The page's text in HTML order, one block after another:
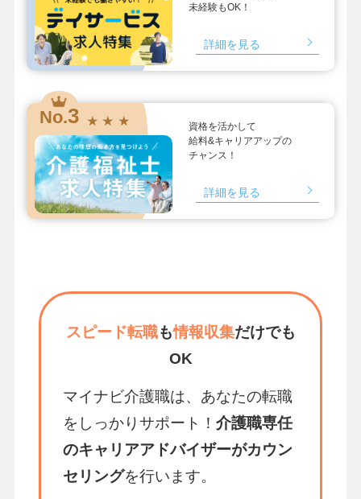
未経験もOK！
詳細を見る
No.3 ★ ★ ★
資格を活かして
給料&キャリアアップの
チャンス！
詳細を見る
スピード転職も情報収集だけでも
OK
マイナビ介護職は、あなたの転職
をしっかりサポート！ 介護職専任
のキャリアアドバイザーがカウン
セリングを行います。